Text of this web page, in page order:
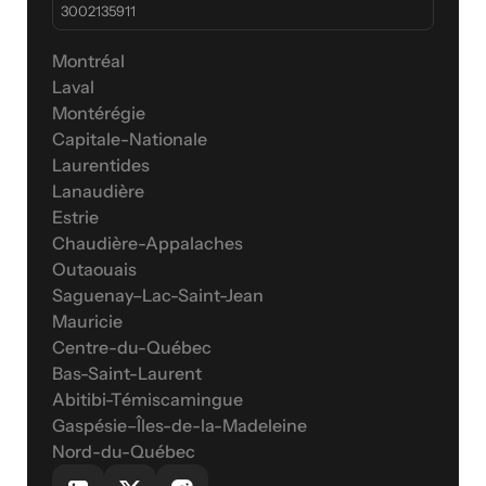
3002135911
Montréal
Laval
Montérégie
Capitale-Nationale
Laurentides
Lanaudière
Estrie
Chaudière-Appalaches
Outaouais
Saguenay–Lac-Saint-Jean
Mauricie
Centre-du-Québec
Bas-Saint-Laurent
Abitibi-Témiscamingue
Gaspésie–Îles-de-la-Madeleine
Nord-du-Québec